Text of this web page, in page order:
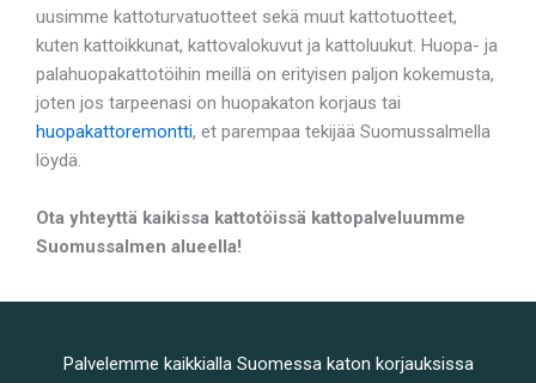
uusimme kattoturvatuotteet sekä muut kattotuotteet,
kuten kattoikkunat, kattovalokuvut ja kattoluukut. Huopa- ja
palahuopakattotöihin meillä on erityisen paljon kokemusta,
joten jos tarpeenasi on huopakaton korjaus tai
huopakattoremontti, et parempaa tekijää Suomussalmella
löydä.
Ota yhteyttä kaikissa kattotöissä kattopalveluumme
Suomussalmen alueella!
Palvelemme kaikkialla Suomessa katon korjauksissa